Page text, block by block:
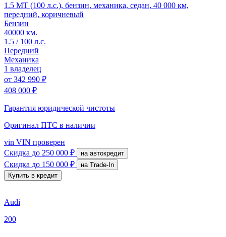
1.5 MT (100 л.с.), бензин, механика, седан, 40 000 км,
передний, коричневый
Бензин
40000 км.
1.5 / 100 л.с.
Передний
Механика
1 владелец
от 342 990 ₽
408 000 ₽
Гарантия юридической чистоты
Оригинал ПТС в наличии
vin VIN проверен
Скидка до 250 000 ₽ на автокредит
Скидка до 150 000 ₽
на Trade-In
Купить в кредит
Audi
200